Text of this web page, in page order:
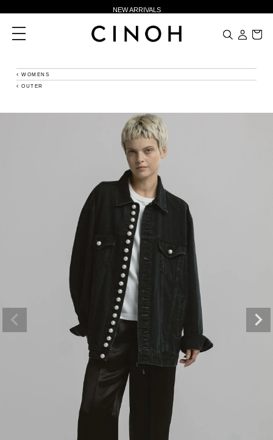
NEW ARRIVALS
新規会員登録500ポイントプレゼント
夏季休業に伴う一部業務休業のお知らせ
ニュースレター登録で¥1,000クーポン進呈
toggle
navigation
WOMENS
OUTER